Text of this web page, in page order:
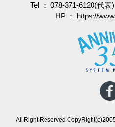
Tel ： 078-371-6120(代
HP ： https://
All Right Reserved